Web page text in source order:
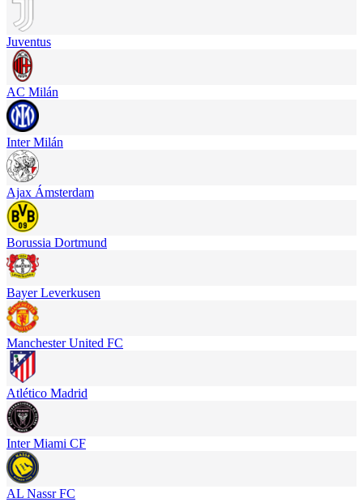
Juventus
AC Milán
Inter Milán
Ajax Ámsterdam
Borussia Dortmund
Bayer Leverkusen
Manchester United FC
Atlético Madrid
Inter Miami CF
AL Nassr FC